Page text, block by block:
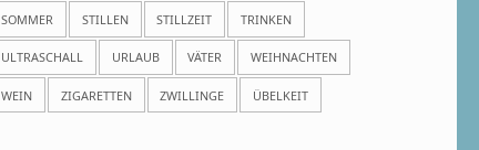
SOMMER STILLEN STILLZEIT TRINKEN
ULTRASCHALL URLAUB VÄTER WEIHNACHTEN
WEIN ZIGARETTEN ZWILLINGE ÜBELKEIT